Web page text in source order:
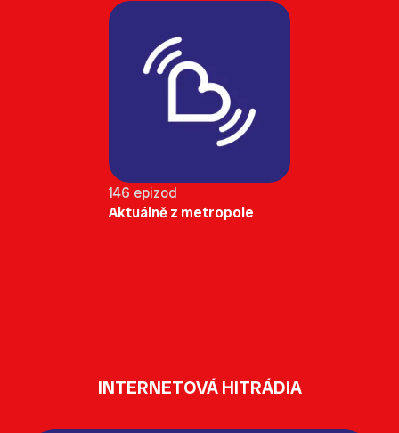
146 epizod
Aktuálně z metropole
INTERNETOVÁ HITRÁDIA